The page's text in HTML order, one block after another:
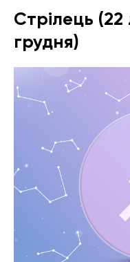
Стрілець
грудня)